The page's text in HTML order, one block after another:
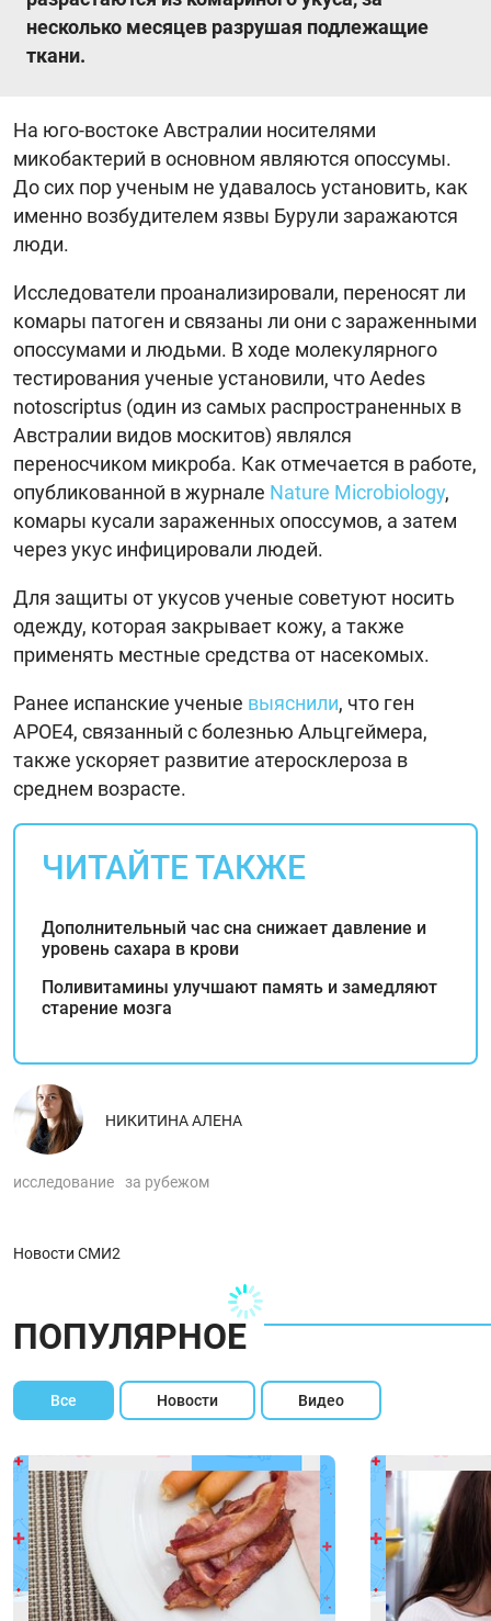
несколько месяцев разрушая подлежащие
ткани.
На юго-востоке Австралии носителями
микобактерий в основном являются опоссумы.
До сих пор ученым не удавалось установить, как
именно возбудителем язвы Бурули заражаются
люди.
Исследователи проанализировали, переносят ли
комары патоген и связаны ли они с зараженными
опоссумами и людьми. В ходе молекулярного
тестирования ученые установили, что Aedes
notoscriptus (один из самых распространенных в
Австралии видов москитов) являлся
переносчиком микроба. Как отмечается в работе,
опубликованной в журнале Nature Microbiology,
комары кусали зараженных опоссумов, а затем
через укус инфицировали людей.
Для защиты от укусов ученые советуют носить
одежду, которая закрывает кожу, а также
применять местные средства от насекомых.
Ранее испанские ученые выяснили, что ген
APOE4, связанный с болезнью Альцгеймера,
также ускоряет развитие атеросклероза в
среднем возрасте.
ЧИТАЙТЕ ТАКЖЕ
Дополнительный час сна снижает давление и
уровень сахара в крови
Поливитамины улучшают память и замедляют
старение мозга
НИКИТИНА АЛЕНА
исследование за рубежом
Новости СМИ2
ПОПУЛЯРНОЕ
Все Новости Видео